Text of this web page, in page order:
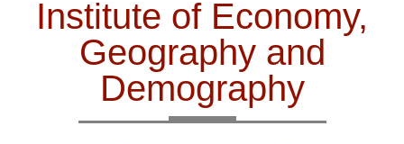
Institute of Economy,
Geography and
Demography